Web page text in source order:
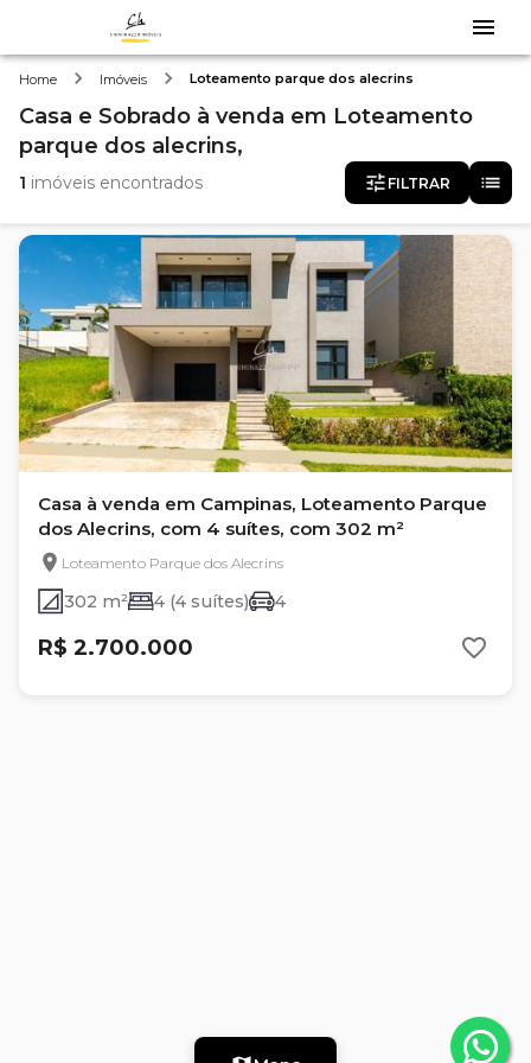
Home Imóveis Loteamento parque dos alecrins
Casa e Sobrado à venda em Loteamento
parque dos alecrins,
1 imóveis encontrados FILTRAR
Casa à venda em Campinas, Loteamento Parque
dos Alecrins, com 4 suítes, com 302 m²
Loteamento Parque dos Alecrins
302 m² 4 (4 suítes) 4
R$ 2.700.000